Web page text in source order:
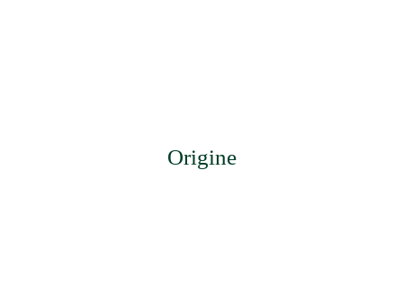
Origine